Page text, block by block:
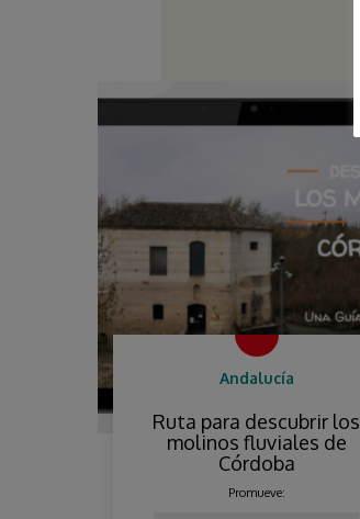
Andalucía
Ruta para descubrir los
molinos fluviales de
Córdoba
Promueve: